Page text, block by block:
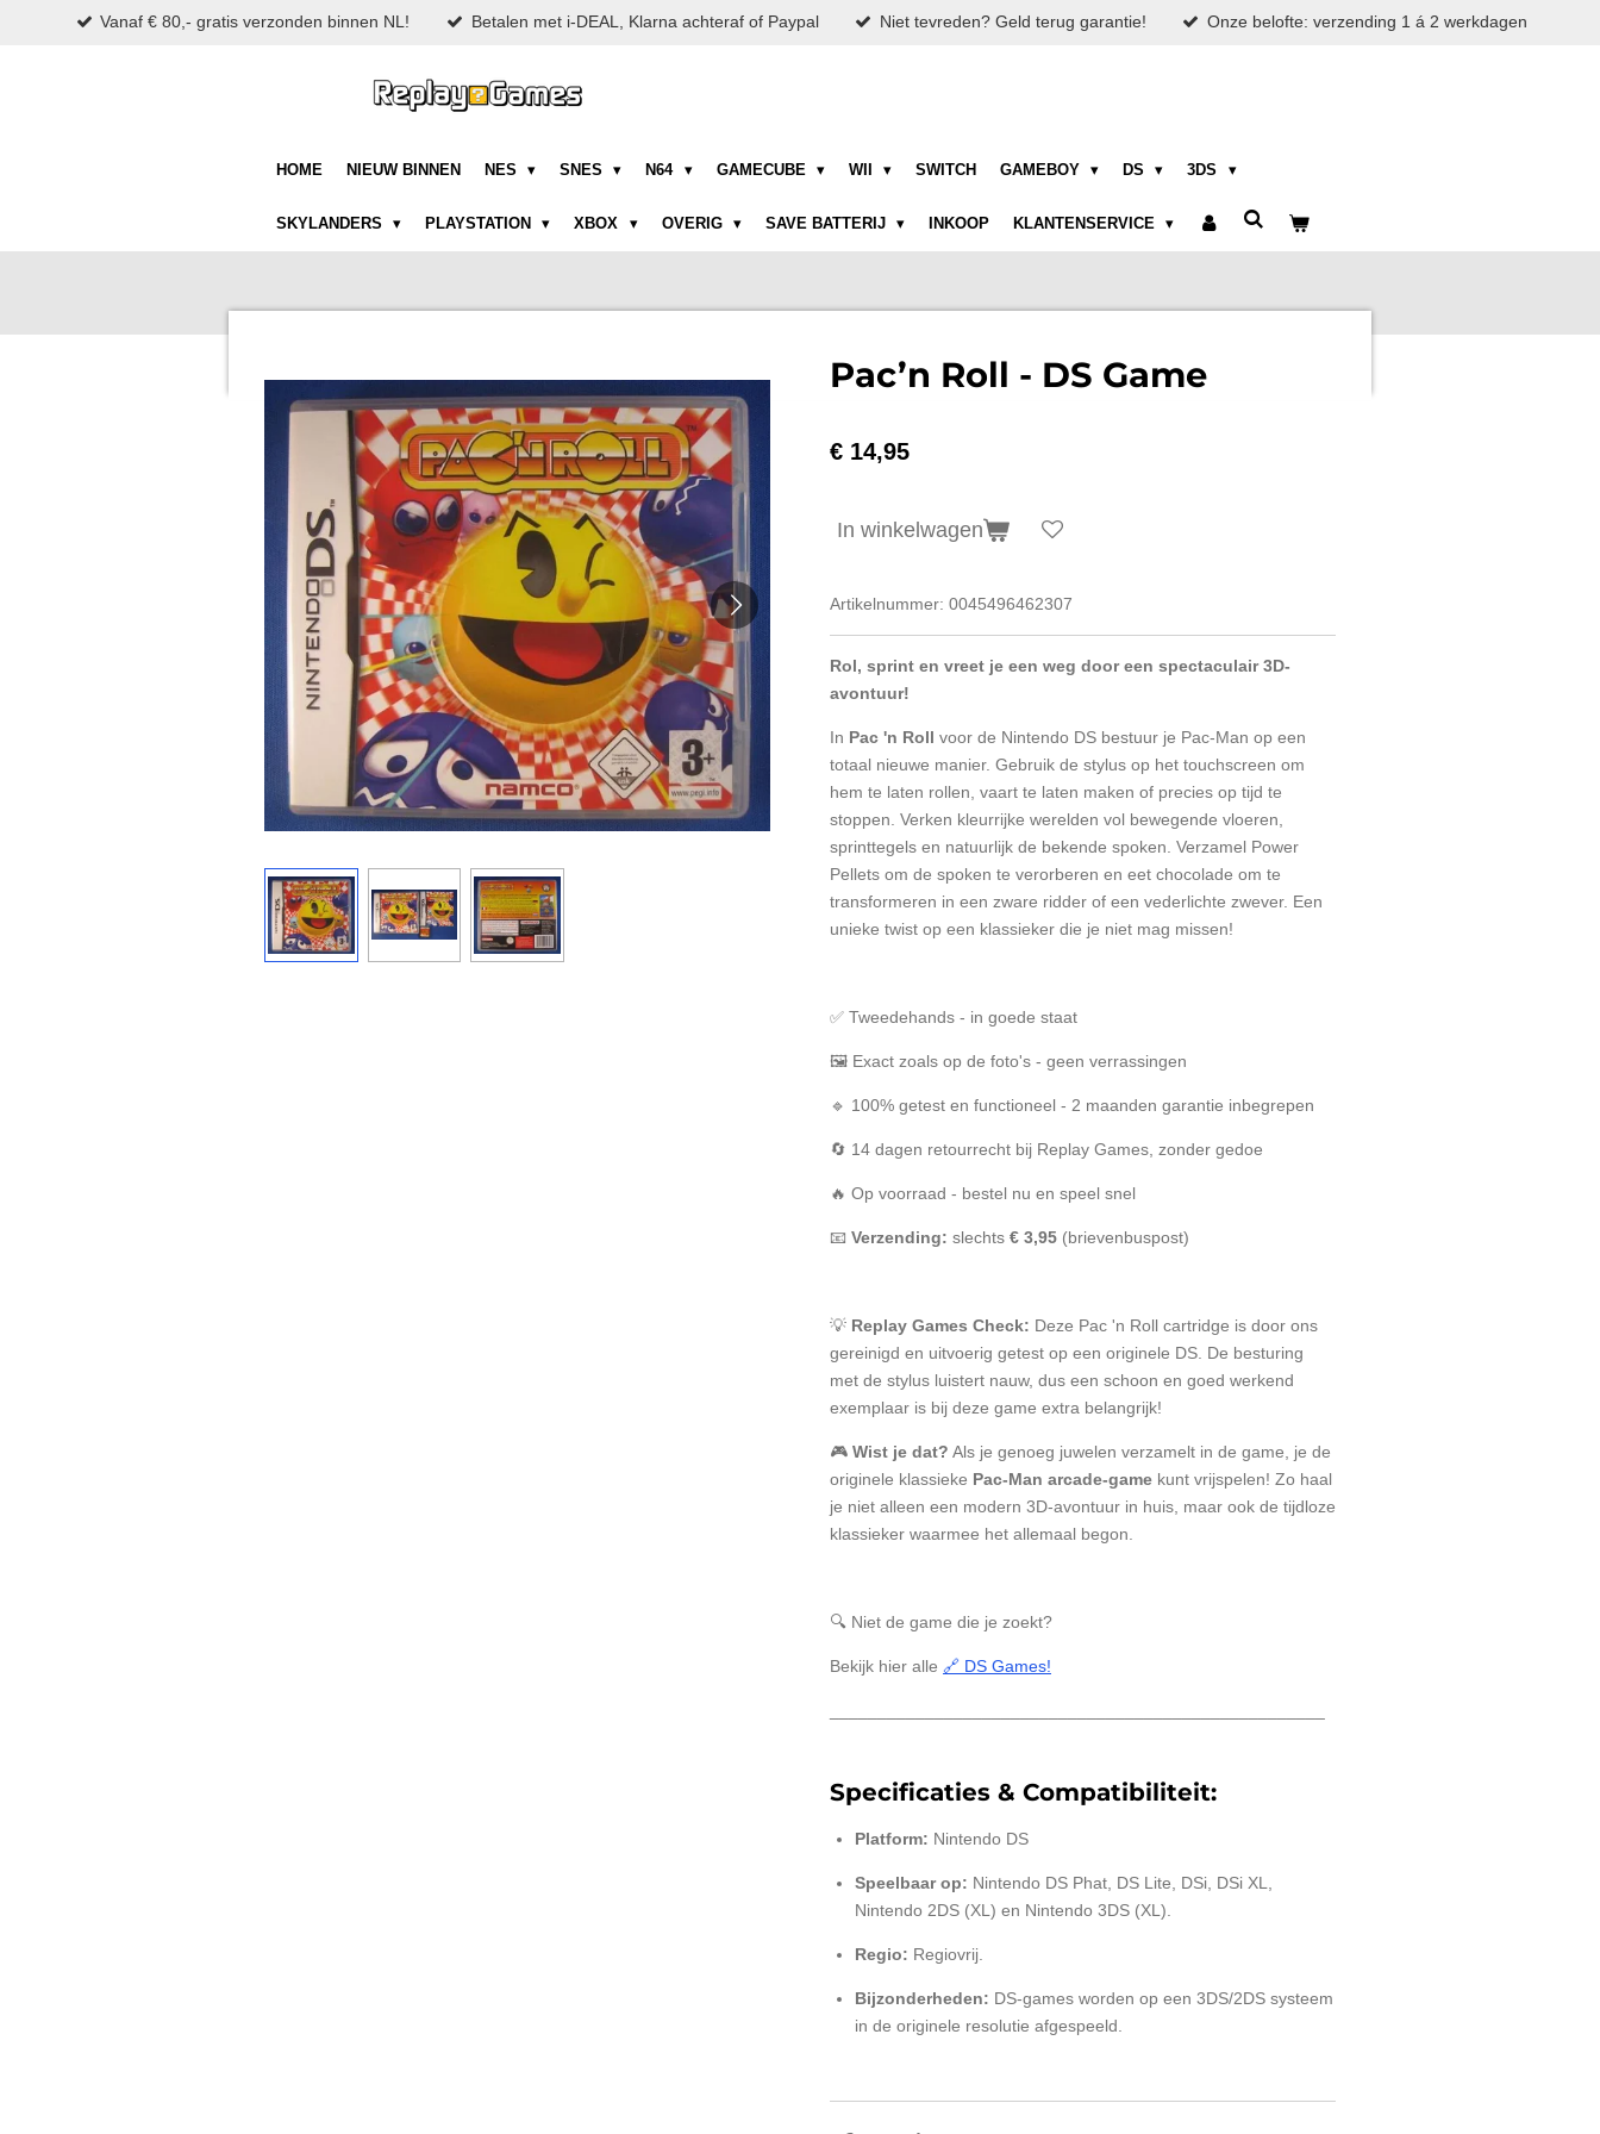
Vanaf € 80,- gratis verzonden binnen NL! Betalen met i-DEAL, Klarna achteraf of Paypal Niet tevreden? Geld terug garantie! Onze belofte: verzending 1 á 2 werkdagen
HOME NIEUW BINNEN NES SNES N64 GAMECUBE WII SWITCH GAMEBOY DS 3DS
SKYLANDERS PLAYSTATION XBOX OVERIG SAVE BATTERIJ INKOOP KLANTENSERVICE
Pac’n Roll - DS Game
€ 14,95
In winkelwagen
Artikelnummer: 0045496462307
Rol, sprint en vreet je een weg door een spectaculair 3D-
avontuur!
In Pac 'n Roll voor de Nintendo DS bestuur je Pac-Man op een
totaal nieuwe manier. Gebruik de stylus op het touchscreen om
hem te laten rollen, vaart te laten maken of precies op tijd te
stoppen. Verken kleurrijke werelden vol bewegende vloeren,
sprinttegels en natuurlijk de bekende spoken. Verzamel Power
Pellets om de spoken te verorberen en eet chocolade om te
transformeren in een zware ridder of een vederlichte zwever. Een
unieke twist op een klassieker die je niet mag missen!
✅ Tweedehands - in goede staat
🖼️ Exact zoals op de foto's - geen verrassingen
🔹 100% getest en functioneel - 2 maanden garantie inbegrepen
🔄 14 dagen retourrecht bij Replay Games, zonder gedoe
🔥 Op voorraad - bestel nu en speel snel
📧 Verzending: slechts € 3,95 (brievenbuspost)
💡 Replay Games Check: Deze Pac 'n Roll cartridge is door ons
gereinigd en uitvoerig getest op een originele DS. De besturing
met de stylus luistert nauw, dus een schoon en goed werkend
exemplaar is bij deze game extra belangrijk!
🎮 Wist je dat? Als je genoeg juwelen verzamelt in de game, je de
originele klassieke Pac-Man arcade-game kunt vrijspelen! Zo haal
je niet alleen een modern 3D-avontuur in huis, maar ook de tijdloze
klassieker waarmee het allemaal begon.
🔍 Niet de game die je zoekt?
Bekijk hier alle 🔗 DS Games!
Specificaties & Compatibiliteit:
Platform: Nintendo DS
Speelbaar op: Nintendo DS Phat, DS Lite, DSi, DSi XL,
Nintendo 2DS (XL) en Nintendo 3DS (XL).
Regio: Regiovrij.
Bijzonderheden: DS-games worden op een 3DS/2DS systeem
in de originele resolutie afgespeeld.